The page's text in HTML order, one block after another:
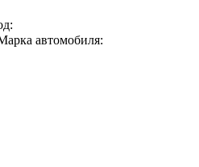
автомобиля: